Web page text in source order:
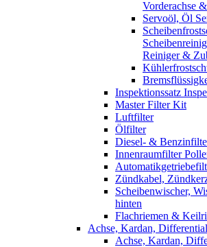
Vorderachse
Servoöl, Öl
Reiniger &
Inspektionssatz
Master Filter Kit
Luftfilter
Ölfilter
Diesel- &
Innenraumfilter
Zündkabel,
Scheibenwischer,
hinten
Flachriemen &
Achse, Kardan, Differential
Achse, Kardan,